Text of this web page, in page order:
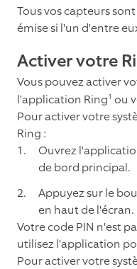
Tous vos capteurs
émise si l'un d'entre
Activer votre
Vous pouvez activer
l'application Ring1 ou
Pour activer votre
Ring :
Ouvrez
de bord principal.
Appuyez sur le
en haut de l'écran.
Votre code PIN n'est
utilisez l'application
Pour activer votre